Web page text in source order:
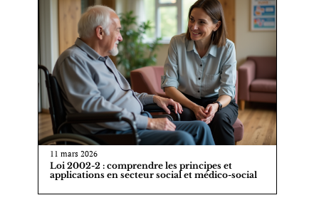
11 mars 2026
Loi 2002-2 : comprendre les principes et
applications en secteur social et médico-social